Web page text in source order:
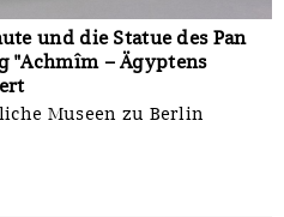
und die Statue des Pan
"Achmîm – Ägyptens
Museen zu Berlin